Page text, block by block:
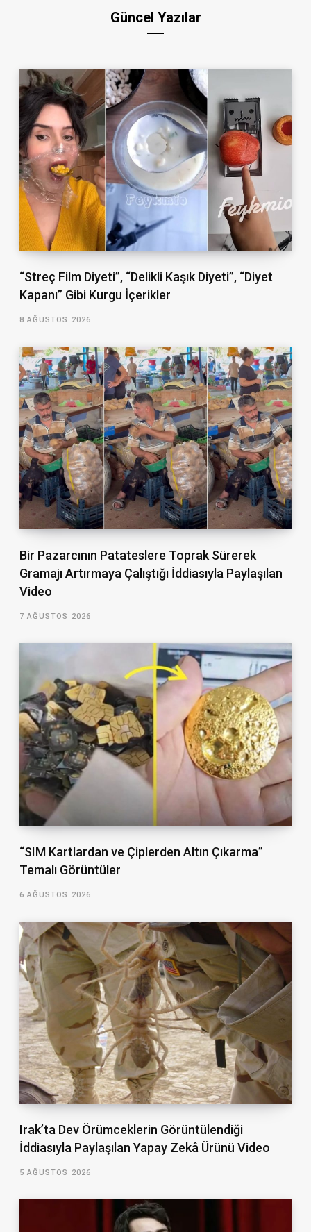
Güncel Yazılar
“Streç Film Diyeti”, “Delikli Kaşık Diyeti”, “Diyet
Kapanı” Gibi Kurgu İçerikler
8 AĞUSTOS 2026
Bir Pazarcının Patateslere Toprak Sürerek
Gramajı Artırmaya Çalıştığı İddiasıyla Paylaşılan
Video
7 AĞUSTOS 2026
“SIM Kartlardan ve Çiplerden Altın Çıkarma”
Temalı Görüntüler
6 AĞUSTOS 2026
Irak’ta Dev Örümceklerin Görüntülendiği
İddiasıyla Paylaşılan Yapay Zekâ Ürünü Video
5 AĞUSTOS 2026